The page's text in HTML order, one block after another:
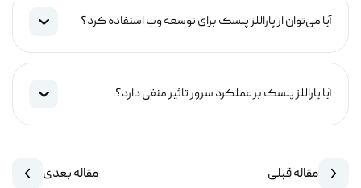
آیا می‌توان از پاراللز پلسک برای توسعه وب استفاده کرد؟
آیا پاراللز پلسک بر عملکرد سرور تاثیر منفی دارد؟
مقاله قبلی مقاله بعدی